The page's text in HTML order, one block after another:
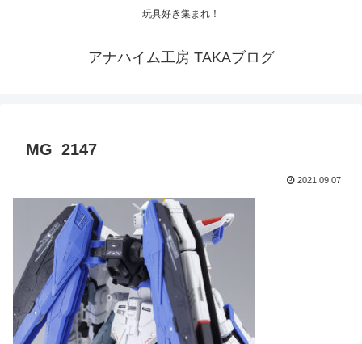
玩具好き集まれ！
アナハイム工房 TAKAブログ
MG_2147
2021.09.07